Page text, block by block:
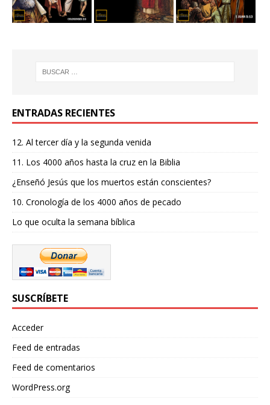
ENTRADAS RECIENTES
12. Al tercer día y la segunda venida
11. Los 4000 años hasta la cruz en la Biblia
¿Enseñó Jesús que los muertos están conscientes?
10. Cronología de los 4000 años de pecado
Lo que oculta la semana bíblica
SUSCRÍBETE
Acceder
Feed de entradas
Feed de comentarios
WordPress.org